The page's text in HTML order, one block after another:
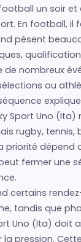
un soir et
En football,
pèsent
de nombreux
ou
Sport Uno
rugby,
priorité
fermer une
certains
tandis que
Uno (Ita) doit
pression.